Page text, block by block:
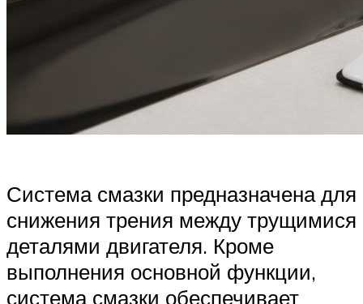
Система смазки предназначена для
снижения трения между трущимися
деталями двигателя. Кроме
выполнения основной функции,
система смазки обеспечивает